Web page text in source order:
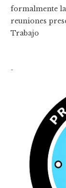
formalmente
reuniones
Trabajo
-